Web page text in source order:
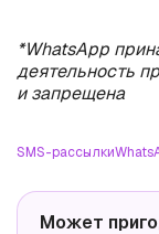
*WhatsApp
деятельность
и запрещена
SMS-рассылки
Может